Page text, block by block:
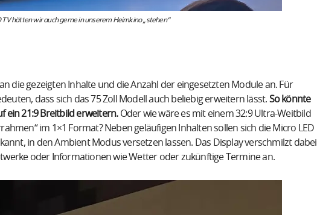
TV hätten wir auch gerne in unserem Heimkino „stehen“
die gezeigten Inhalte und die Anzahl der eingesetzten Module an. Für
dass sich das 75 Zoll Modell auch beliebig erweitern lässt. So könnte
ein 21:9 Breitbild erweitern.Oder wie wäre es mit einem 32:9 Ultra-Weitbild
im 1×1 Format? Neben geläufigen Inhalten sollen sich die Micro LED
in den Ambient Modus versetzen lassen. Das Display verschmilzt dabei
oder Informationen wie Wetter oder zukünftige Termine an.